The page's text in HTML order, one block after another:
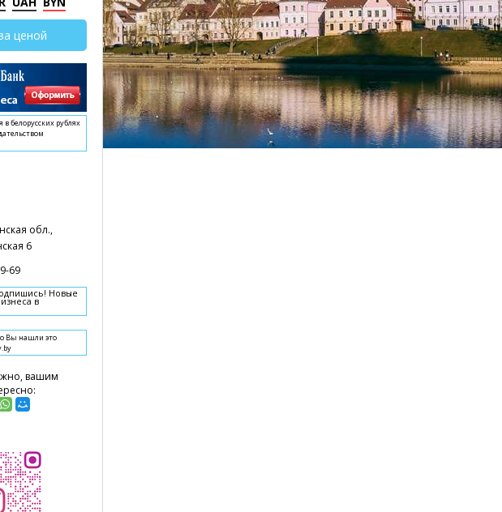
ценой
белорусских рублях
обл.,
6
69
Новые
в
Вы нашли это
вашим